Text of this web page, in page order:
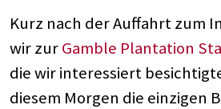
Kurz nach der Auffahrt zum
wir zurGamble Plantation
die wir interessiert
diesem Morgen die einzigen